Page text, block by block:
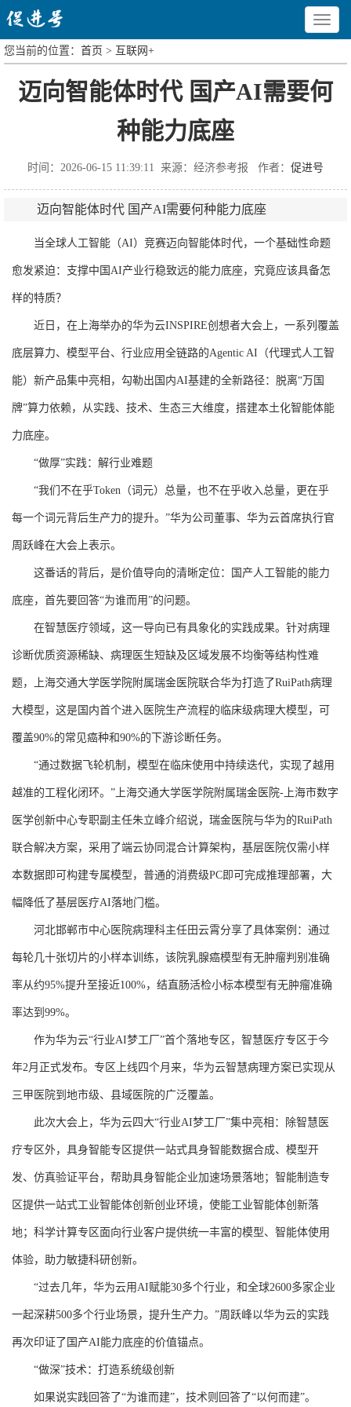
Toggle
您当前的位置： 首页 > 互联网+
迈向智能体时代 国产AI需要何
种能力底座
时间：2026-06-15 11:39:11 来源：经济参考报 作者： 促进号
迈向智能体时代 国产AI需要何种能力底座
当全球人工智能（AI）竞赛迈向智能体时代，一个基础性命题
愈发紧迫：支撑中国AI产业行稳致远的能力底座，究竟应该具备怎
样的特质？
近日，在上海举办的华为云INSPIRE创想者大会上，一系列覆盖
底层算力、模型平台、行业应用全链路的Agentic AI（代理式人工智
能）新产品集中亮相，勾勒出国内AI基建的全新路径：脱离“万国
牌”算力依赖，从实践、技术、生态三大维度，搭建本土化智能体能
力底座。
“做厚”实践：解行业难题
“我们不在乎Token（词元）总量，也不在乎收入总量，更在乎
每一个词元背后生产力的提升。”华为公司董事、华为云首席执行官
周跃峰在大会上表示。
这番话的背后，是价值导向的清晰定位：国产人工智能的能力
底座，首先要回答“为谁而用”的问题。
在智慧医疗领域，这一导向已有具象化的实践成果。针对病理
诊断优质资源稀缺、病理医生短缺及区域发展不均衡等结构性难
题，上海交通大学医学院附属瑞金医院联合华为打造了RuiPath病理
大模型，这是国内首个进入医院生产流程的临床级病理大模型，可
覆盖90%的常见癌种和90%的下游诊断任务。
“通过数据飞轮机制，模型在临床使用中持续迭代，实现了越用
越准的工程化闭环。”上海交通大学医学院附属瑞金医院-上海市数字
医学创新中心专职副主任朱立峰介绍说，瑞金医院与华为的RuiPath
联合解决方案，采用了端云协同混合计算架构，基层医院仅需小样
本数据即可构建专属模型，普通的消费级PC即可完成推理部署，大
幅降低了基层医疗AI落地门槛。
河北邯郸市中心医院病理科主任田云霄分享了具体案例：通过
每轮几十张切片的小样本训练，该院乳腺癌模型有无肿瘤判别准确
率从约95%提升至接近100%，结直肠活检小标本模型有无肿瘤准确
率达到99%。
作为华为云“行业AI梦工厂”首个落地专区，智慧医疗专区于今
年2月正式发布。专区上线四个月来，华为云智慧病理方案已实现从
三甲医院到地市级、县域医院的广泛覆盖。
此次大会上，华为云四大“行业AI梦工厂”集中亮相：除智慧医
疗专区外，具身智能专区提供一站式具身智能数据合成、模型开
发、仿真验证平台，帮助具身智能企业加速场景落地；智能制造专
区提供一站式工业智能体创新创业环境，使能工业智能体创新落
地；科学计算专区面向行业客户提供统一丰富的模型、智能体使用
体验，助力敏捷科研创新。
“过去几年，华为云用AI赋能30多个行业，和全球2600多家企业
一起深耕500多个行业场景，提升生产力。”周跃峰以华为云的实践
再次印证了国产AI能力底座的价值锚点。
“做深”技术：打造系统级创新
如果说实践回答了“为谁而建”，技术则回答了“以何而建”。